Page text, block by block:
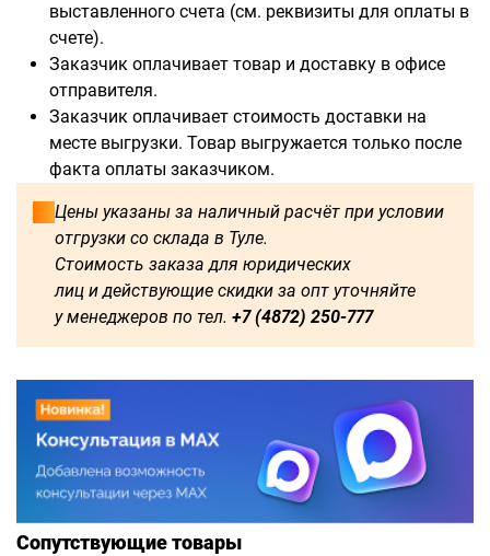
выставленного счета (см. реквизиты для оплаты в
счете).
Заказчик оплачивает товар и доставку в офисе
отправителя.
Заказчик оплачивает стоимость доставки на
месте выгрузки. Товар выгружается только после
факта оплаты заказчиком.
Цены указаны за наличный расчёт при условии
отгрузки со склада в Туле.
Стоимость заказа для юридических
лиц и действующие скидки за опт уточняйте
у менеджеров по тел. +7 (4872) 250-777
Сопутствующие товары